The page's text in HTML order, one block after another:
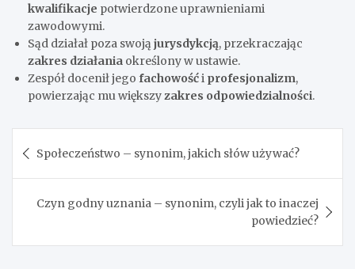
kwalifikacje potwierdzone uprawnieniami
zawodowymi.
Sąd działał poza swoją jurysdykcją, przekraczając
zakres działania określony w ustawie.
Zespół docenił jego fachowośći profesjonalizm,
powierzając mu większyzakres odpowiedzialności.
wpisu
Społeczeństwo – synonim, jakich słów używać?
Czyn godny uznania – synonim, czyli jak to inaczej
powiedzieć?